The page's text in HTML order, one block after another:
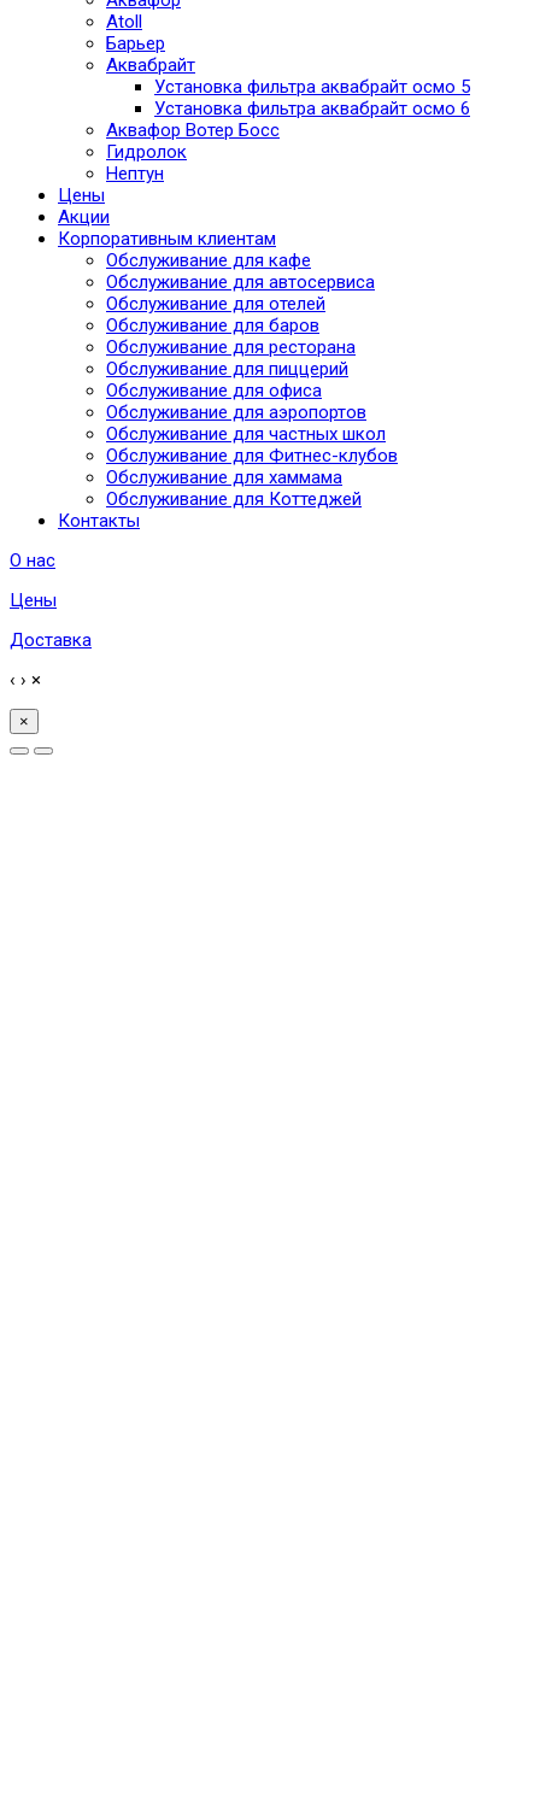
Atoll
Барьер
Аквабрайт
Установка фильтра аквабрайт осмо 5
Установка фильтра аквабрайт осмо 6
Аквафор Вотер Босс
Гидролок
Нептун
Цены
Акции
Корпоративным клиентам
Обслуживание для кафе
Обслуживание для автосервиса
Обслуживание для отелей
Обслуживание для баров
Обслуживание для ресторана
Обслуживание для пиццерий
Обслуживание для офиса
Обслуживание для аэропортов
Обслуживание для частных школ
Обслуживание для Фитнес-клубов
Обслуживание для хаммама
Обслуживание для Коттеджей
Контакты
О нас
Цены
Доставка
‹ › ×
×